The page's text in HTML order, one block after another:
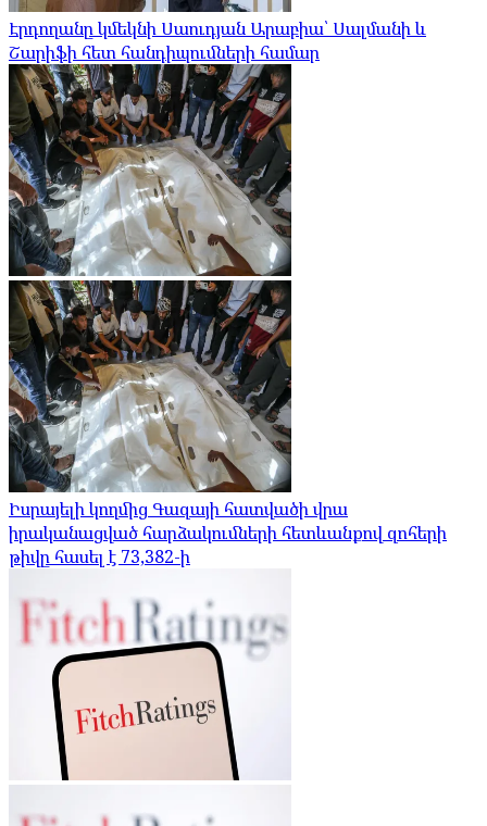
Էրդողանը կմեկնի Սաուդյան Արաբիա՝ Սալմանի և
Շարիֆի հետ հանդիպումների համար
Իսրայելի կողմից Գազայի հատվածի վրա
իրականացված հարձակումների հետևանքով զոհերի
թիվը հասել է 73,382-ի